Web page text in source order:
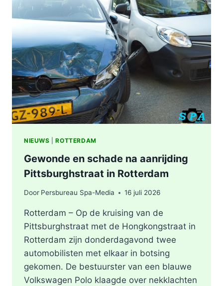
NA
ZWAAR
ONGEVAL,
BESTUURDER
AANGEHOUDEN
NIEUWS |ROTTERDAM
Gewonde en schade na aanrijding
Pittsburghstraat in Rotterdam
Door Persbureau Spa-Media 16 juli 2026
Rotterdam – Op de kruising van de
Pittsburghstraat met de Hongkongstraat in
Rotterdam zijn donderdagavond twee
automobilisten met elkaar in botsing
gekomen. De bestuurster van een blauwe
Volkswagen Polo klaagde over nekklachten